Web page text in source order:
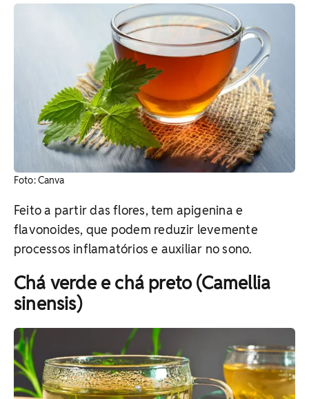
​Foto: Canva
Feito a partir das flores, tem apigenina e
flavonoides, que podem reduzir levemente
processos inflamatórios e auxiliar no sono.
Chá verde e chá preto (Camellia
sinensis)